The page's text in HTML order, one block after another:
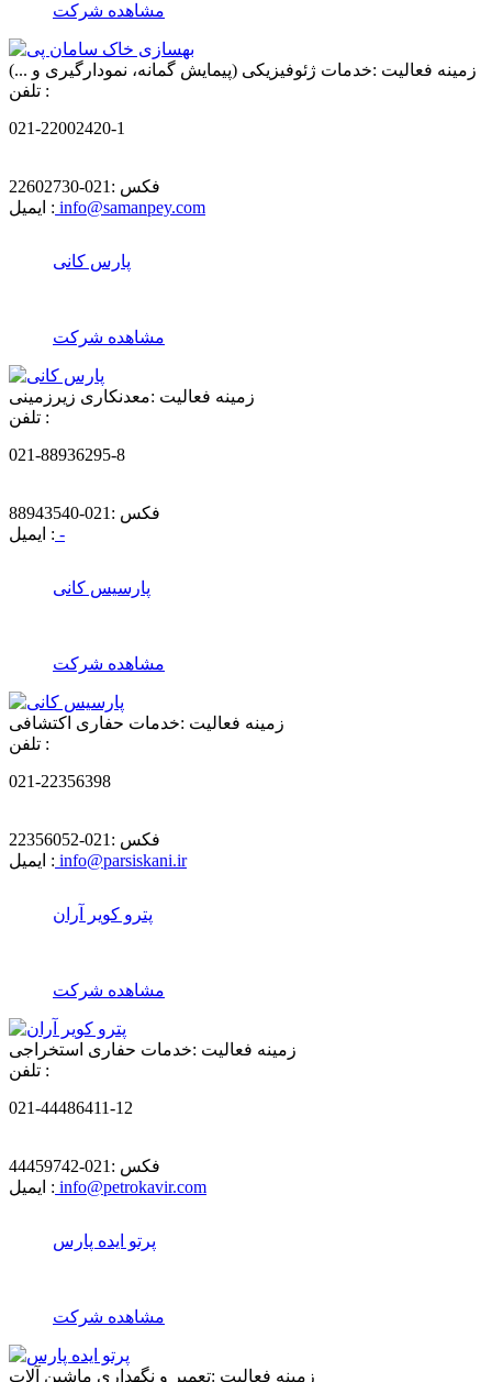
مشاهده شرکت
زمینه فعالیت :خدمات ژئوفیزیکی (پیمایش گمانه، نمودارگیری و ...)
تلفن :
021-22002420-1
فکس : 021-22602730
ایمیل : info@samanpey.com
پارس کانی
مشاهده شرکت
زمینه فعالیت :معدنکاری زیرزمینی
تلفن :
021-88936295-8
فکس : 021-88943540
ایمیل : -
پارسیس كانی
مشاهده شرکت
زمینه فعالیت :خدمات حفاری اکتشافی
تلفن :
021-22356398
فکس : 021-22356052
ایمیل : info@parsiskani.ir
پترو کویر آران
مشاهده شرکت
زمینه فعالیت :خدمات حفاری استخراجی
تلفن :
021-44486411-12
فکس : 021-44459742
ایمیل : info@petrokavir.com
پرتو ایده پارس
مشاهده شرکت
زمینه فعالیت :تعمیر و نگهداری ماشین آلات